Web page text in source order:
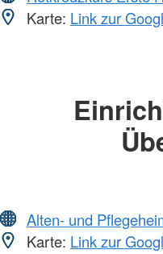
Karte: Link zur
Alten- und
Karte: Link zur